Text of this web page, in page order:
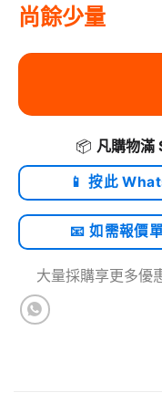
尚餘少量
📦 凡購物
📱 按此
📧 如需報價
大量採購享更多優